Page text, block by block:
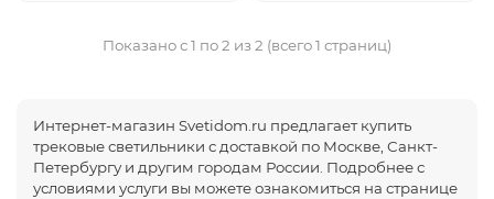
Показано с 1 по 2 из 2 (всего 1 страниц)
Интернет-магазин Svetidom.ru предлагает купить
трековые светильники с доставкой по Москве, Санкт-
Петербургу и другим городам России. Подробнее с
условиями услуги вы можете ознакомиться на странице